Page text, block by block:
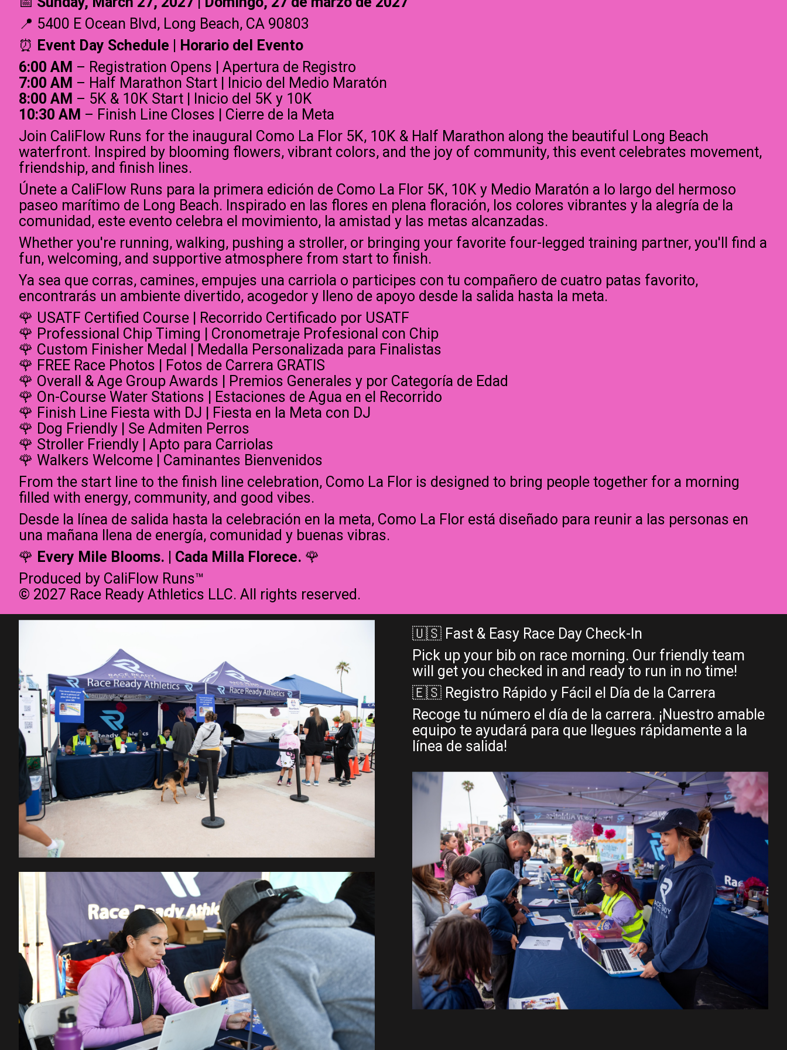
📍 5400 E Ocean Blvd, Long Beach, CA 90803
⏰ Event Day Schedule | Horario del Evento
6:00 AM – Registration Opens | Apertura de Registro
7:00 AM – Half Marathon Start | Inicio del Medio Maratón
8:00 AM – 5K & 10K Start | Inicio del 5K y 10K
10:30 AM – Finish Line Closes | Cierre de la Meta
Join CaliFlow Runs for the inaugural Como La Flor 5K, 10K & Half Marathon along the beautiful Long Beach
waterfront. Inspired by blooming flowers, vibrant colors, and the joy of community, this event celebrates movement,
friendship, and finish lines.
Únete a CaliFlow Runs para la primera edición de Como La Flor 5K, 10K y Medio Maratón a lo largo del hermoso
paseo marítimo de Long Beach. Inspirado en las flores en plena floración, los colores vibrantes y la alegría de la
comunidad, este evento celebra el movimiento, la amistad y las metas alcanzadas.
Whether you're running, walking, pushing a stroller, or bringing your favorite four-legged training partner, you'll find a
fun, welcoming, and supportive atmosphere from start to finish.
Ya sea que corras, camines, empujes una carriola o participes con tu compañero de cuatro patas favorito,
encontrarás un ambiente divertido, acogedor y lleno de apoyo desde la salida hasta la meta.
🌹 USATF Certified Course | Recorrido Certificado por USATF
🌹 Professional Chip Timing | Cronometraje Profesional con Chip
🌹 Custom Finisher Medal | Medalla Personalizada para Finalistas
🌹 FREE Race Photos | Fotos de Carrera GRATIS
🌹 Overall & Age Group Awards | Premios Generales y por Categoría de Edad
🌹 On-Course Water Stations | Estaciones de Agua en el Recorrido
🌹 Finish Line Fiesta with DJ | Fiesta en la Meta con DJ
🌹 Dog Friendly | Se Admiten Perros
🌹 Stroller Friendly | Apto para Carriolas
🌹 Walkers Welcome | Caminantes Bienvenidos
From the start line to the finish line celebration, Como La Flor is designed to bring people together for a morning
filled with energy, community, and good vibes.
Desde la línea de salida hasta la celebración en la meta, Como La Flor está diseñado para reunir a las personas en
una mañana llena de energía, comunidad y buenas vibras.
🌹 Every Mile Blooms. | Cada Milla Florece. 🌹
Produced by CaliFlow Runs™
© 2027 Race Ready Athletics LLC. All rights reserved.
🇺🇸 Fast & Easy Race Day Check-In
Pick up your bib on race morning. Our friendly team
will get you checked in and ready to run in no time!
🇪🇸 Registro Rápido y Fácil el Día de la Carrera
Recoge tu número el día de la carrera. ¡Nuestro amable
equipo te ayudará para que llegues rápidamente a la
línea de salida!